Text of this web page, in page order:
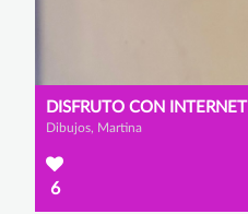
DISFRUTO CON INTERNET
Dibujos, Martina
6